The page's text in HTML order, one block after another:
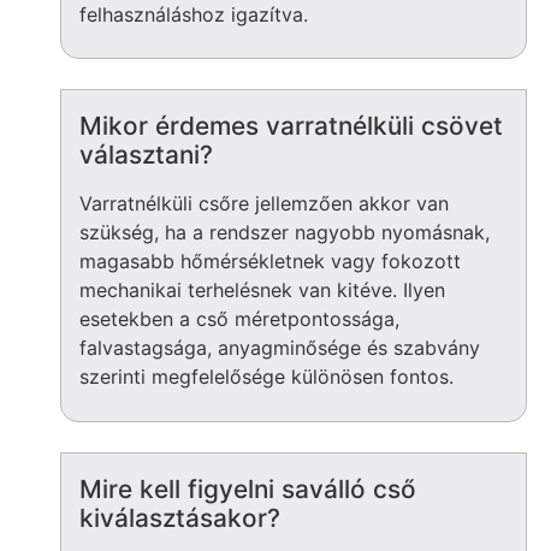
felhasználáshoz igazítva.
Mikor érdemes varratnélküli csövet
választani?
Varratnélküli csőre jellemzően akkor van
szükség, ha a rendszer nagyobb nyomásnak,
magasabb hőmérsékletnek vagy fokozott
mechanikai terhelésnek van kitéve. Ilyen
esetekben a cső méretpontossága,
falvastagsága, anyagminősége és szabvány
szerinti megfelelősége különösen fontos.
Mire kell figyelni saválló cső
kiválasztásakor?